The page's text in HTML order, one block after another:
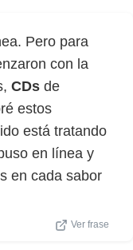
Pero para
con la
CDs de
estos
está tratando
en línea y
en cada sabor
Ver frase